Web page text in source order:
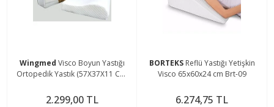
Wingmed Visco Boyun Yastığı
Ortopedik Yastık (57X37X11 CM)
2.299,00 TL
BORTEKS Reflü Yastığı Yetişkin
Visco 65x60x24 cm Brt-09
6.274,75 TL